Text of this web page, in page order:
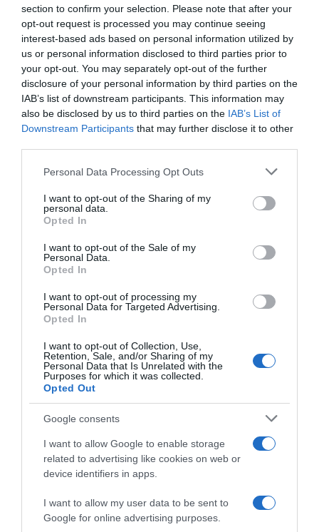
section to confirm your selection. Please note that after your
opt-out request is processed you may continue seeing
interest-based ads based on personal information utilized by
us or personal information disclosed to third parties prior to
your opt-out. You may separately opt-out of the further
disclosure of your personal information by third parties on the
IAB’s list of downstream participants. This information may
also be disclosed by us to third parties on the IAB’s List of
Downstream Participants that may further disclose it to other
Please note that this website/app uses one or more Google
not limited to your visit or usage behaviour. You may click to
grant or deny consent to Google and its third-party tags to
use your data for below specified purposes in below Google
consent section.
Personal Data Processing Opt Outs
I want to opt-out of the Sharing of my
personal data.
Opted In
I want to opt-out of the Sale of my
Personal Data.
Opted In
I want to opt-out of processing my
Personal Data for Targeted Advertising.
Opted In
I want to opt-out of Collection, Use,
Retention, Sale, and/or Sharing of my
Personal Data that Is Unrelated with the
Purposes for which it was collected.
Opted Out
Google consents
I want to allow Google to enable storage
related to advertising like cookies on web or
device identifiers in apps.
I want to allow my user data to be sent to
Google for online advertising purposes.
ΕΛΛΑΔΑ
ΕΛΛΑΔΑ
Παλαιό Φάληρο: Συνελήφθη 49χρονος
ως μέλος της εγκληματικής
οργάνωσης του “Έντικ” –
Κατηγορείται για εκβιασμούς και
ξυλοδαρμούς επιχειρηματιών
Ελλάδα